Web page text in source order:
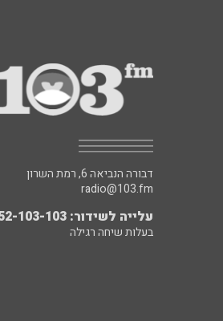
דבורה הנביאה 6, רמת השרון
radio@103.fm
עלייה לשידור: 0552-103-103
בעלות שיחה רגילה